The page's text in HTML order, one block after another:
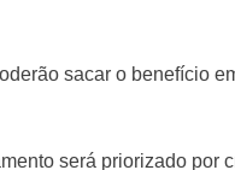
sacar o benefício
será priorizado por